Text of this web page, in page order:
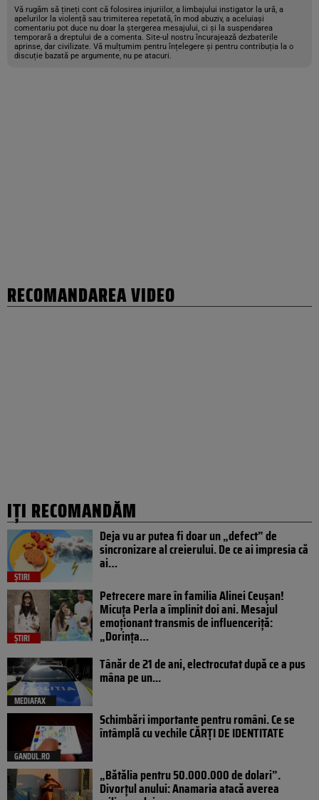
Vă rugăm să țineți cont că folosirea injuriilor, a limbajului instigator la ură, a
apelurilor la violență sau trimiterea repetată, în mod abuziv, a aceluiași
comentariu pot duce nu doar la ștergerea mesajului, ci și la suspendarea
temporară a dreptului de a comenta. Site-ul nostru încurajează dezbaterile
aprinse, dar civilizate. Vă mulțumim pentru înțelegere și pentru contribuția la o
discuție bazată pe argumente, nu pe atacuri.
RECOMANDAREA VIDEO
IȚI RECOMANDĂM
ȘTIRI
Deja vu ar putea fi doar un „defect” de
sincronizare al creierului. De ce ai impresia că
ai…
ȘTIRI
Petrecere mare în familia Alinei Ceușan!
Micuța Perla a împlinit doi ani. Mesajul
emoționant transmis de influenceriță:
„Dorința…
MEDIAFAX
Tânăr de 21 de ani, electrocutat după ce a pus
mâna pe un...
GANDUL.RO
Schimbări importante pentru români. Ce se
întâmplă cu vechile CĂRȚI DE IDENTITATE
„Bătălia pentru 50.000.000 de dolari”.
Divorțul anului: Anamaria atacă averea